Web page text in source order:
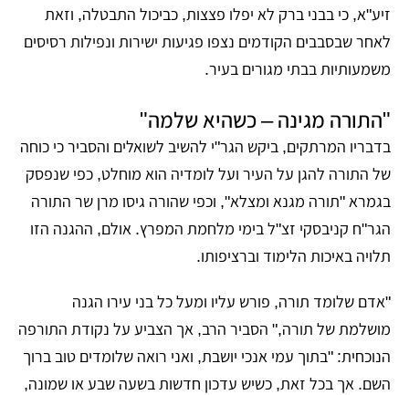
זיע"א, כי בבני ברק לא יפלו פצצות, כביכול התבטלה, וזאת
לאחר שבסבבים הקודמים נצפו פגיעות ישירות ונפילות רסיסים
משמעותיות בבתי מגורים בעיר.
"התורה מגינה – כשהיא שלמה"
בדבריו המרתקים, ביקש הגר"י להשיב לשואלים והסביר כי כוחה
של התורה להגן על העיר ועל לומדיה הוא מוחלט, כפי שנפסק
בגמרא "תורה מגנא ומצלא", וכפי שהורה גיסו מרן שר התורה
הגר"ח קניבסקי זצ"ל בימי מלחמת המפרץ. אולם, ההגנה הזו
תלויה באיכות הלימוד וברציפותו.
"אדם שלומד תורה, פורש עליו ומעל כל בני עירו הגנה
מושלמת של תורה," הסביר הרב, אך הצביע על נקודת התורפה
הנוכחית: "בתוך עמי אנכי יושבת, ואני רואה שלומדים טוב ברוך
השם. אך בכל זאת, כשיש עדכון חדשות בשעה שבע או שמונה,